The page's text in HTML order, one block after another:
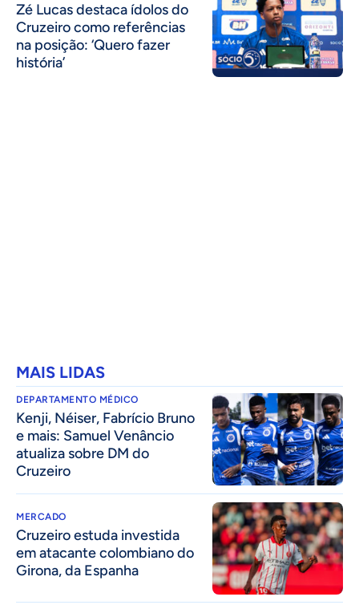
Zé Lucas destaca ídolos do
Cruzeiro como referências
na posição: ‘Quero fazer
história’
MAIS LIDAS
DEPARTAMENTO MÉDICO
Kenji, Néiser, Fabrício Bruno
e mais: Samuel Venâncio
atualiza sobre DM do
Cruzeiro
MERCADO
Cruzeiro estuda investida
em atacante colombiano do
Girona, da Espanha